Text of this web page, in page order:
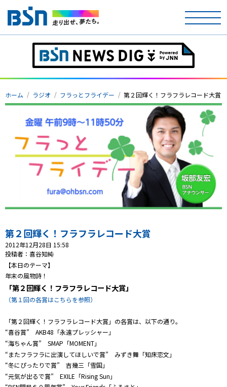
ホーム
テレビ
ラジオ
アナウンサー
イベント
ニュース
プレゼント
コンテンツ・アプリ
Well-being
ショッピング
会社概要・ビジョン
お問い合わせ
ホーム ラジオ フラっとフライデー 第２回輝く！フラフラレコード大賞
第２回輝く！フラフラレコード大賞
2012年12月28日 15:58
投稿者：喜谷知純
【本日のテーマ】
年末の風物詩！
「第２回輝く！フラフラレコード大賞」
（第１回の各賞はこちらを参照）
「第２回輝く！フラフラレコード大賞」の各賞は、以下の通り。
“喜谷賞” AKB48「永遠プレッシャー」
“海ちゃん賞” SMAP「MOMENT」
“またフラフラに出演してほしいで賞” みずき舞「知床恋文」
“冬にぴったりで賞” 吉幾三「雪国」
“元気が出るで賞” EXILE「Rising Sun」